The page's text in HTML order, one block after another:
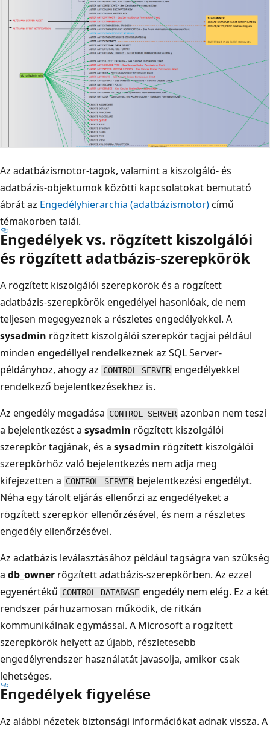
Az adatbázismotor-tagok, valamint a kiszolgáló- és
adatbázis-objektumok közötti kapcsolatokat bemutató
ábrát az Engedélyhierarchia (adatbázismotor)című
témakörben talál.
Engedélyek vs. rögzített kiszolgálói
és rögzített adatbázis-szerepkörök
A rögzített kiszolgálói szerepkörök és a rögzített
adatbázis-szerepkörök engedélyei hasonlóak, de nem
teljesen megegyeznek a részletes engedélyekkel. A
sysadmin rögzített kiszolgálói szerepkör tagjai például
minden engedéllyel rendelkeznek az SQL Server-
példányhoz, ahogy az CONTROL SERVER engedélyekkel
rendelkező bejelentkezésekhez is.
Az engedély megadása CONTROL SERVER azonban nem teszi
a bejelentkezést a sysadmin rögzített kiszolgálói
szerepkör tagjának, és a sysadmin rögzített kiszolgálói
szerepkörhöz való bejelentkezés nem adja meg
kifejezetten a CONTROL SERVER bejelentkezési engedélyt.
Néha egy tárolt eljárás ellenőrzi az engedélyeket a
rögzített szerepkör ellenőrzésével, és nem a részletes
engedély ellenőrzésével.
Az adatbázis leválasztásához például tagságra van szükség
a db_owner rögzített adatbázis-szerepkörben. Az ezzel
egyenértékű CONTROL DATABASE engedély nem elég. Ez a két
rendszer párhuzamosan működik, de ritkán
kommunikálnak egymással. A Microsoft a rögzített
szerepkörök helyett az újabb, részletesebb
engedélyrendszer használatát javasolja, amikor csak
lehetséges.
Engedélyek figyelése
Az alábbi nézetek biztonsági információkat adnak vissza. A